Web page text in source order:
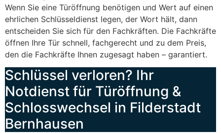
Wenn Sie eine Türöffnung benötigen und Wert auf einen
ehrlichen Schlüsseldienst legen, der Wort hält, dann
entscheiden Sie sich für den Fachkräften. Die Fachkräfte
öffnen Ihre Tür schnell, fachgerecht und zu dem Preis,
den die Fachkräfte Ihnen zugesagt haben – garantiert.
Schlüssel verloren? Ihr
Notdienst für Türöffnung &
Schlosswechsel in Filderstadt
Bernhausen